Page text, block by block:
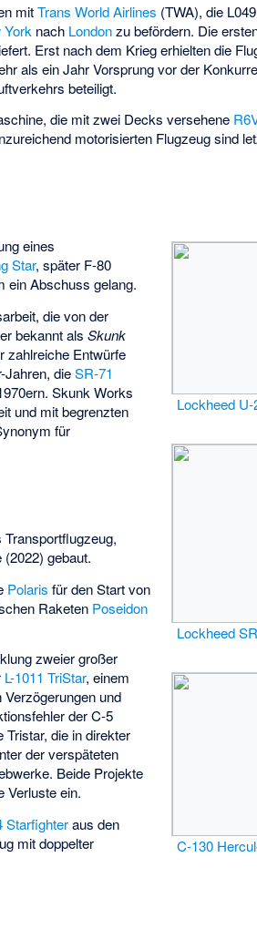
mitTrans World Airlines (TWA), die
York nach Londonzu befördern. Die
Erst nach dem Krieg erhielten die
als ein Jahr Vorsprung vor der
beteiligt.
die mit zwei Decks versehene
motorisierten Flugzeug sind
Lockheed U-
Lockheed
C-130
eines
Star, später F-80
ein Abschuss gelang.
die von der
bekannt alsSkunk
zahlreiche Entwürfe
Jahren, dieSR-71
Skunk Works
und mit begrenzten
für
gebaut.
Polaris für den Start von
Raketen Poseidon
zweier großer
L-1011 TriStar, einem
und
der C-5
die in direkter
der verspäteten
Beide Projekte
Verluste ein.
Starfighteraus den
mit doppelter